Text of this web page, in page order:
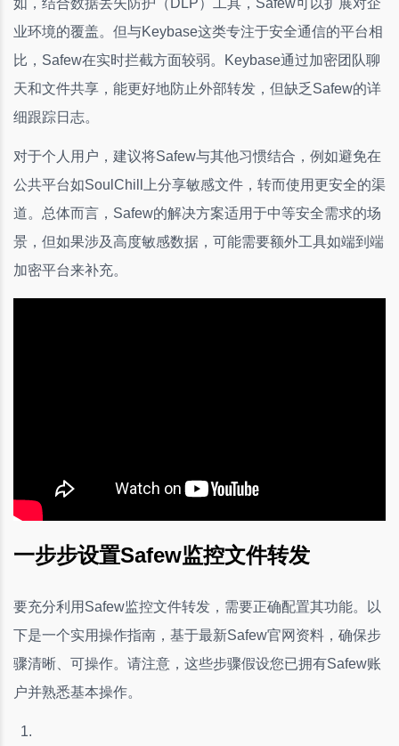
业环境的覆盖。但与Keybase这类专注于安全通信的平台相
比，Safew在实时拦截方面较弱。Keybase通过加密团队聊
天和文件共享，能更好地防止外部转发，但缺乏Safew的详
细跟踪日志。
对于个人用户，建议将Safew与其他习惯结合，例如避免在
公共平台如SoulChill上分享敏感文件，转而使用更安全的渠
道。总体而言，Safew的解决方案适用于中等安全需求的场
景，但如果涉及高度敏感数据，可能需要额外工具如端到端
加密平台来补充。
一步步设置Safew监控文件转发
要充分利用Safew监控文件转发，需要正确配置其功能。以
下是一个实用操作指南，基于最新Safew官网资料，确保步
骤清晰、可操作。请注意，这些步骤假设您已拥有Safew账
户并熟悉基本操作。